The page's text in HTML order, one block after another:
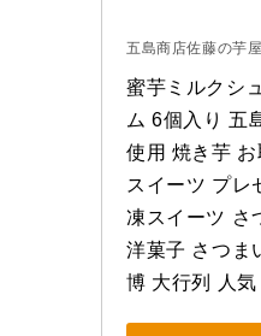
五島商店佐藤の芋屋
蜜芋ミルクシ
ム 6個入り 五
使用 焼き芋
スイーツ プレ
凍スイーツ さ
洋菓子 さつま
博 大行列 人気